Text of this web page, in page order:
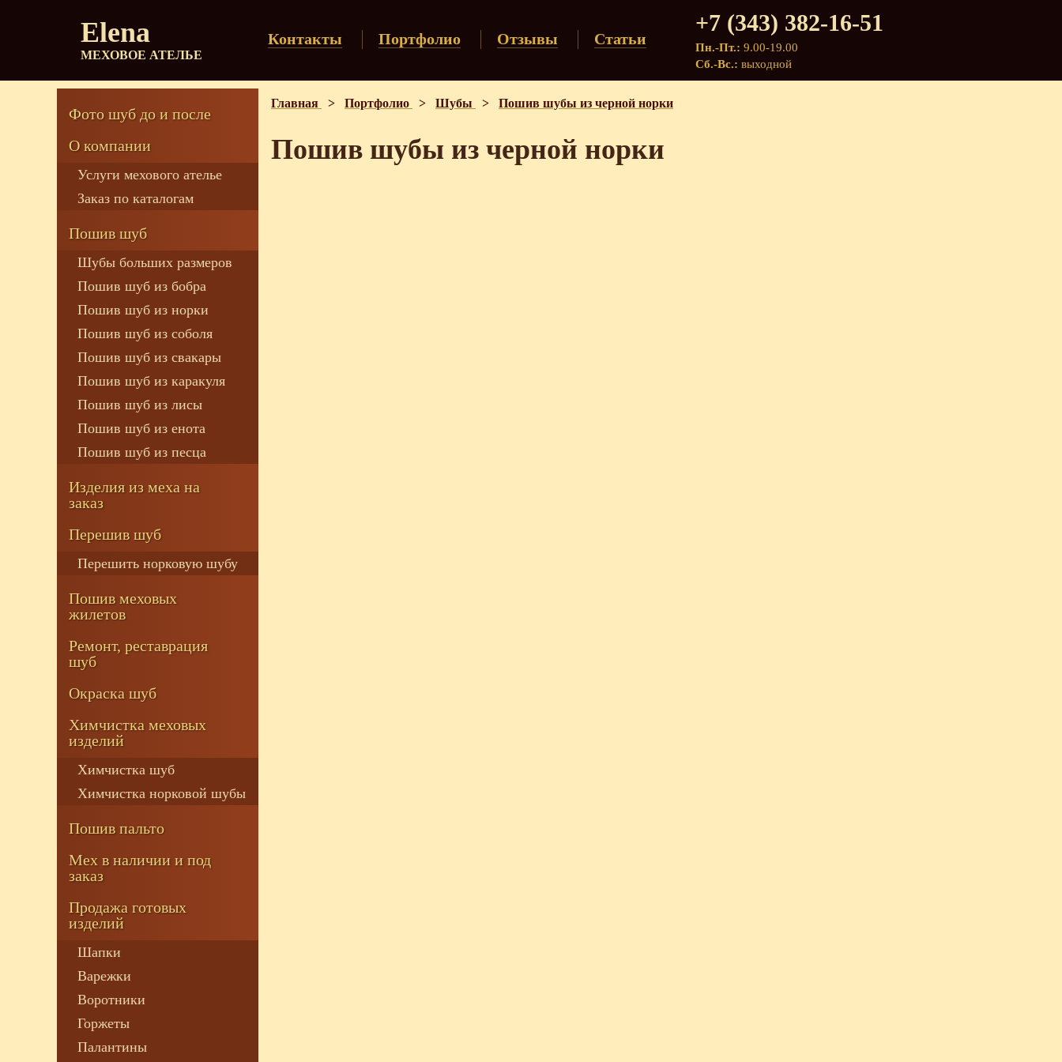
Elena
МЕХОВОЕ АТЕЛЬЕ
+7 (343) 382-16-51
Пн.-Пт.: 9.00-19.00
Сб.-Вс.: выходной
Контакты Портфолио Отзывы Статьи
Фото шуб до и после
О компании
Услуги мехового ателье
Заказ по каталогам
Пошив шуб
Шубы больших размеров
Пошив шуб из бобра
Пошив шуб из норки
Пошив шуб из соболя
Пошив шуб из свакары
Пошив шуб из каракуля
Пошив шуб из лисы
Пошив шуб из енота
Пошив шуб из песца
Изделия из меха на
заказ
Перешив шуб
Перешить норковую шубу
Пошив меховых
жилетов
Ремонт, реставрация
шуб
Окраска шуб
Химчистка меховых
изделий
Химчистка шуб
Химчистка норковой шубы
Пошив пальто
Мех в наличии и под
заказ
Продажа готовых
изделий
Шапки
Варежки
Воротники
Горжеты
Палантины
Главная > Портфолио > Шубы > Пошив шубы из черной норки
Пошив шубы из черной норки